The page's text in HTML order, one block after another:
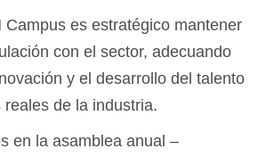
Campus es estratégico mantener
con el sector, adecuando
y el desarrollo del talento
de la industria.
en la asamblea anual –